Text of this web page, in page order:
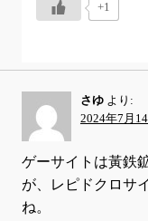
+1
さゆ より:
2024年7月
ゲーサイトは黃鉄
が、レピドクロサ
ね。